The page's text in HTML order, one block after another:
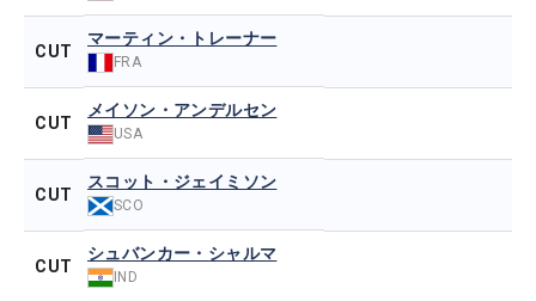
CUT
マーティン・トレーナー
FRA
CUT
メイソン・アンデルセン
USA
CUT
スコット・ジェイミソン
SCO
CUT
シュバンカー・シャルマ
IND